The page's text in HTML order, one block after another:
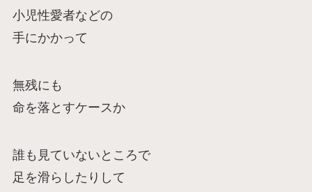
小児性愛者などの
手にかかって
無残にも
命を落とすケースか
誰も見ていないところで
足を滑らしたりして